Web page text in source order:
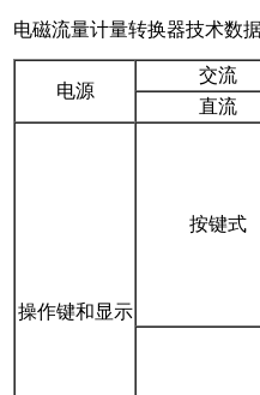
电磁流量计量转换器技术数
电源
交流
直流
操作键和显示
按键式